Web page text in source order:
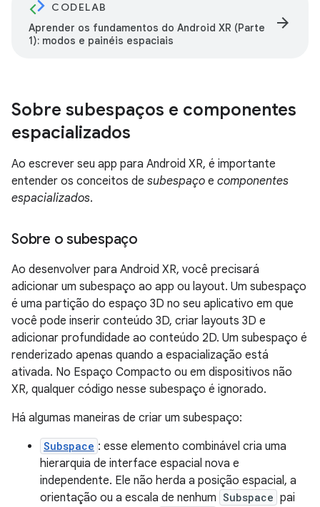
CODELAB
Aprender os fundamentos do Android XR (Parte
1): modos e painéis espaciais
arrow_forward
Sobre subespaços e componentes
espacializados
Ao escrever seu app para Android XR, é importante
entender os conceitos de subespaço e componentes
espacializados.
Sobre o subespaço
Ao desenvolver para Android XR, você precisará
adicionar um subespaço ao app ou layout. Um subespaço
é uma partição do espaço 3D no seu aplicativo em que
você pode inserir conteúdo 3D, criar layouts 3D e
adicionar profundidade ao conteúdo 2D. Um subespaço é
renderizado apenas quando a espacialização está
ativada. No Espaço Compacto ou em dispositivos não
XR, qualquer código nesse subespaço é ignorado.
Há algumas maneiras de criar um subespaço:
Subspace : esse elemento combinável cria uma
hierarquia de interface espacial nova e
independente. Ele não herda a posição espacial, a
orientação ou a escala de nenhum Subspace pai